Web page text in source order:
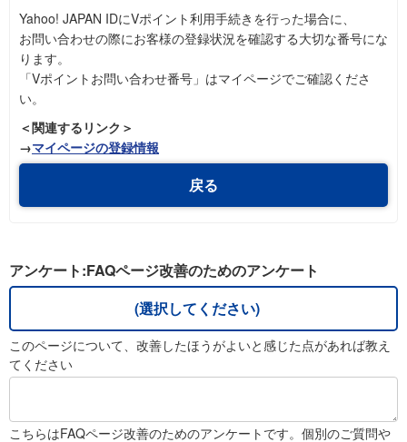
Yahoo! JAPAN IDにVポイント利用手続きを行った場合に、
お問い合わせの際にお客様の登録状況を確認する大切な番号にな
ります。
「Vポイントお問い合わせ番号」はマイページでご確認くださ
い。
＜関連するリンク＞
→マイページの登録情報
戻る
アンケート:FAQページ改善のためのアンケート
(選択してください)
このページについて、改善したほうがよいと感じた点があれば教え
てください
こちらはFAQページ改善のためのアンケートです。個別のご質問や